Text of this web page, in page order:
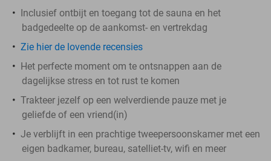
Inclusief ontbijt en toegang tot de sauna en het
badgedeelte op de aankomst- en vertrekdag
Zie hier de lovende recensies
Het perfecte moment om te ontsnappen aan de
dagelijkse stress en tot rust te komen
Trakteer jezelf op een welverdiende pauze met je
geliefde of een vriend(in)
Je verblijft in een prachtige tweepersoonskamer met een
eigen badkamer, bureau, satelliet-tv, wifi en meer